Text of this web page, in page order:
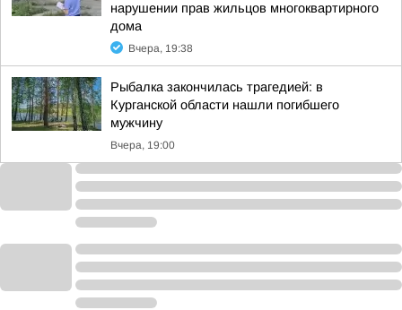
нарушении прав жильцов многоквартирного
дома
Вчера, 19:38
Рыбалка закончилась трагедией: в
Курганской области нашли погибшего
мужчину
Вчера, 19:00